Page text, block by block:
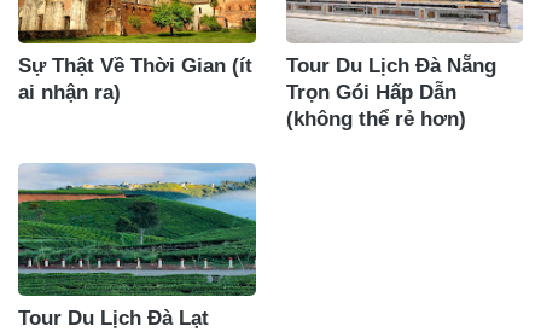
Sự Thật Về Thời Gian (ít
ai nhận ra)
Tour Du Lịch Đà Nẵng
Trọn Gói Hấp Dẫn
(không thể rẻ hơn)
Tour Du Lịch Đà Lạt